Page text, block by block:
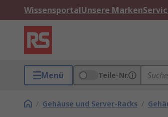
WissensportalUnsere Marken
Menü Teile-Nr.
/ Gehäuse und Server-Racks /